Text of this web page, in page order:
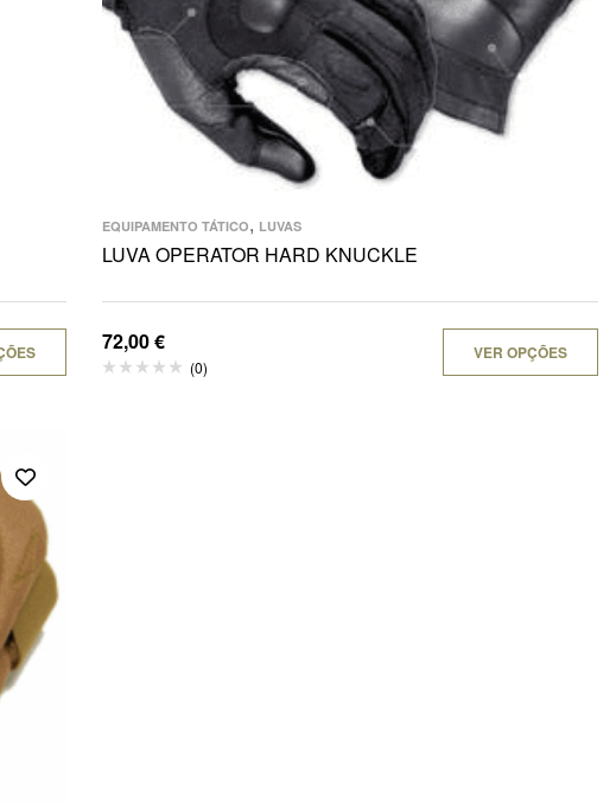
EQUIPAMENTO TÁTICO, LUVAS
LUVA OPERATOR HARD KNUCKLE
72,00€
(0)
VER OPÇÕES